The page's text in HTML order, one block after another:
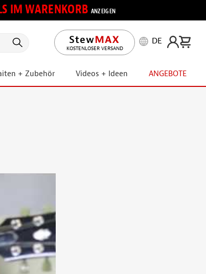
IM WARENKORB ANZEIGEN
KOSTENLOSER VERSAND
DE
+ Zubehör Videos + Ideen ANGEBOTE